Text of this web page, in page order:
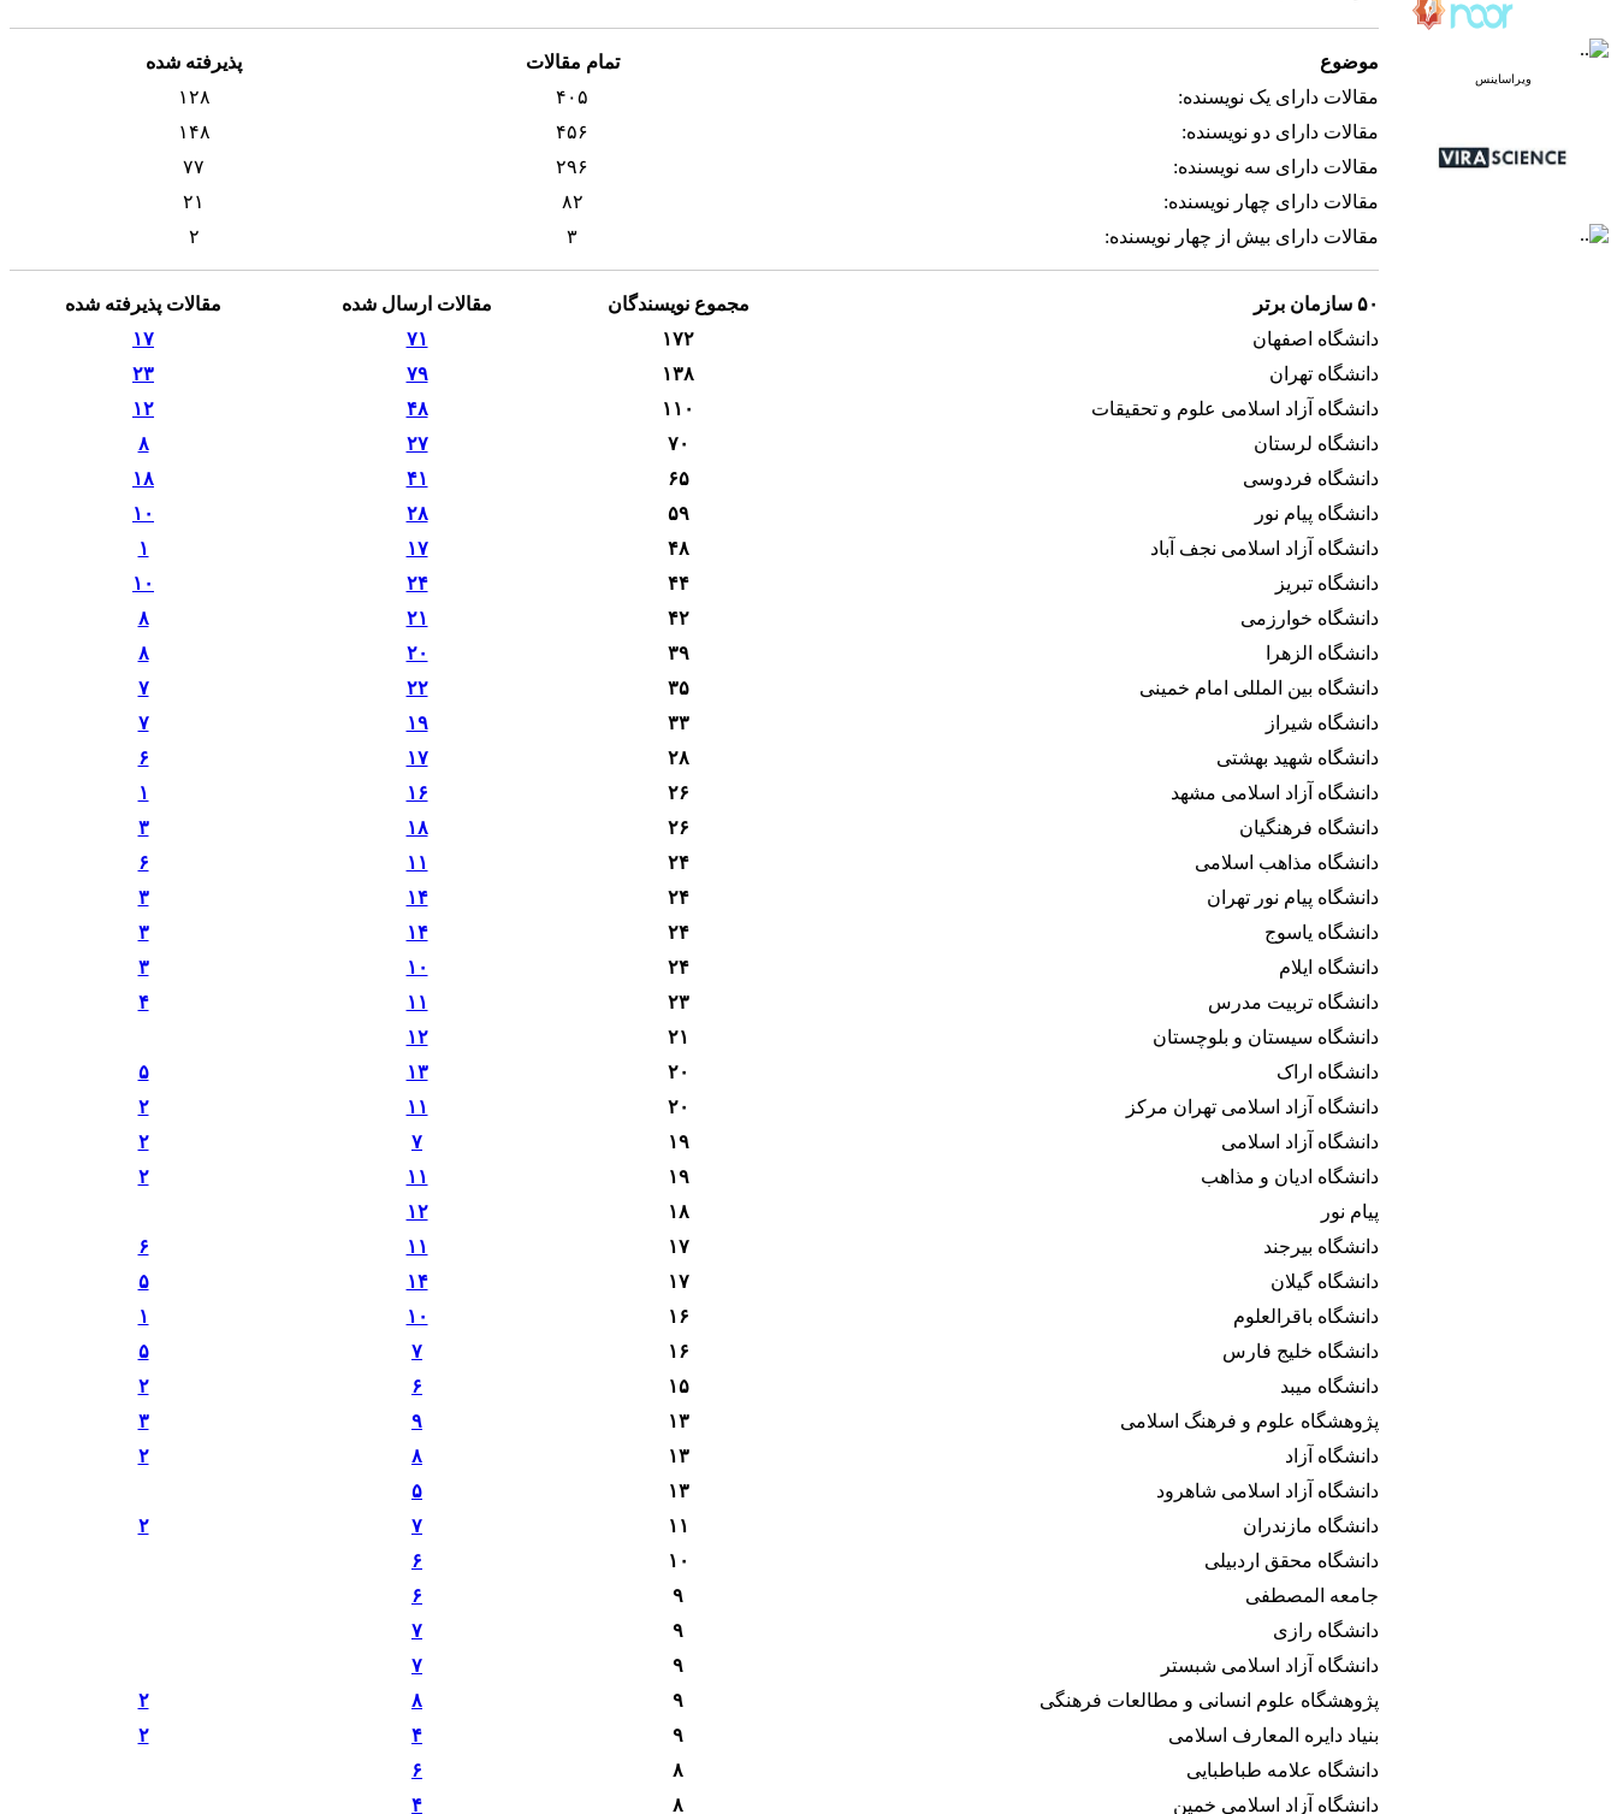
google scholar
Academia
ویراساینس
موضوع تمام مقالات
پذیرفته شده
مقالات دارای یک نویسنده:
۴۰۵
۱۲۸
مقالات دارای دو نویسنده:
۴۵۶
۱۴۸
مقالات دارای سه نویسنده:
۲۹۶
۷۷
مقالات دارای چهار نویسنده:
۸۲
۲۱
مقالات دارای بیش از چهار نویسنده:
۳ ۲
۵۰ سازمان برتر مجموع نویسندگان مقالات ارسال شده
مقالات پذیرفته شده
دانشگاه اصفهان
۱۷۲ ۷۱
۱۷
دانشگاه تهران
۱۳۸ ۷۹
۲۳
دانشگاه آزاد اسلامی علوم و تحقیقات
۱۱۰ ۴۸
۱۲
دانشگاه لرستان
۷۰ ۲۷
۸
دانشگاه فردوسی
۶۵ ۴۱
۱۸
دانشگاه پیام نور
۵۹ ۲۸
۱۰
دانشگاه آزاد اسلامی نجف آباد
۴۸ ۱۷
۱
دانشگاه تبریز
۴۴ ۲۴
۱۰
دانشگاه خوارزمی
۴۲ ۲۱
۸
دانشگاه الزهرا
۳۹ ۲۰
۸
دانشگاه بین المللی امام خمینی
۳۵ ۲۲
۷
دانشگاه شیراز
۳۳ ۱۹
۷
دانشگاه شهید بهشتی
۲۸ ۱۷
۶
دانشگاه آزاد اسلامی مشهد
۲۶ ۱۶
۱
دانشگاه فرهنگیان
۲۶ ۱۸
۳
دانشگاه مذاهب اسلامی
۲۴ ۱۱
۶
دانشگاه پیام نور تهران
۲۴ ۱۴
۳
دانشگاه یاسوج
۲۴ ۱۴
۳
دانشگاه ایلام
۲۴ ۱۰
۳
دانشگاه تربیت مدرس
۲۳ ۱۱
۴
دانشگاه سیستان و بلوچستان
۲۱
۱۲
دانشگاه اراک
۲۰ ۱۳
۵
دانشگاه آزاد اسلامی تهران مرکز
۲۰ ۱۱
۲
دانشگاه آزاد اسلامی
۱۹ ۷
۲
دانشگاه ادیان و مذاهب
۱۹ ۱۱
۲
پیام نور
۱۸
۱۲
دانشگاه بیرجند
۱۷ ۱۱
۶
دانشگاه گیلان
۱۷ ۱۴
۵
دانشگاه باقرالعلوم
۱۶ ۱۰
۱
دانشگاه خلیج فارس
۱۶ ۷
۵
دانشگاه میبد
۱۵ ۶
۲
پژوهشگاه علوم و فرهنگ اسلامی
۱۳ ۹
۳
دانشگاه آزاد
۱۳ ۸
۲
دانشگاه آزاد اسلامی شاهرود
۱۳
۵
دانشگاه مازندران
۱۱ ۷
۲
دانشگاه محقق اردبیلی
۱۰
۶
جامعه المصطفی
۹
۶
دانشگاه رازی
۹
۷
دانشگاه آزاد اسلامی شبستر
۹
۷
پژوهشگاه علوم انسانی و مطالعات فرهنگی
۹ ۸
۲
بنیاد دایره المعارف اسلامی
۹ ۴
۲
دانشگاه علامه طباطبایی
۸
۶
دانشگاه آزاد اسلامی خمین
۸ ۴